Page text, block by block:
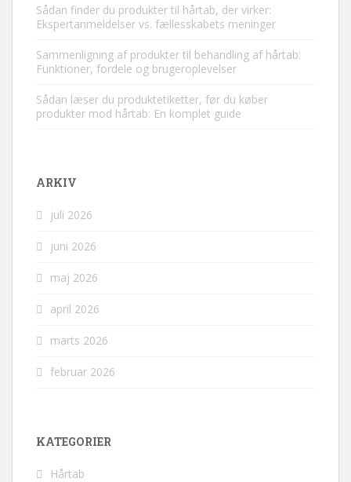
Sådan finder du produkter til hårtab, der virker:
Ekspertanmeldelser vs. fællesskabets meninger
Sammenligning af produkter til behandling af hårtab:
Funktioner, fordele og brugeroplevelser
Sådan læser du produktetiketter, før du køber
produkter mod hårtab: En komplet guide
ARKIV
juli 2026
juni 2026
maj 2026
april 2026
marts 2026
februar 2026
KATEGORIER
Hårtab